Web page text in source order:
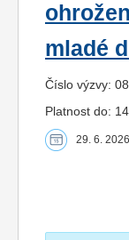
mladé
Číslo výzvy:
Platnost do:
29. 6. 2026